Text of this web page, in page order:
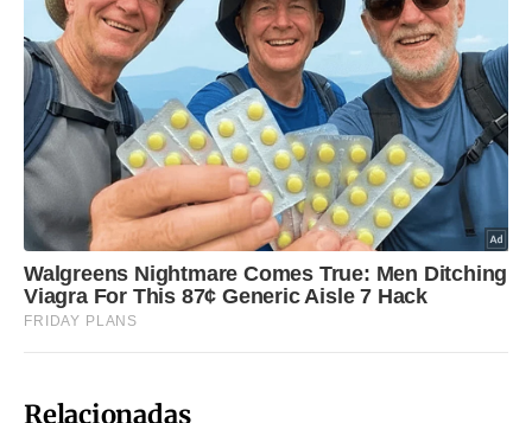
Relacionadas